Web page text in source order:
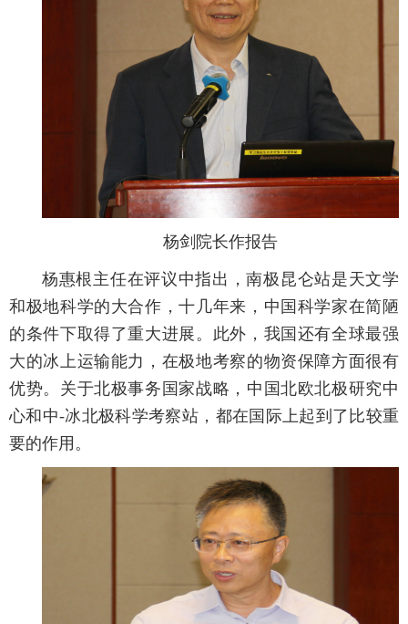
杨剑院长作报告
杨惠根主任在评议中指出，南极昆仑站是天文学
和极地科学的大合作，十几年来，中国科学家在简陋
的条件下取得了重大进展。此外，我国还有全球最强
大的冰上运输能力，在极地考察的物资保障方面很有
优势。关于北极事务国家战略，中国北欧北极研究中
心和中-冰北极科学考察站，都在国际上起到了比较重
要的作用。